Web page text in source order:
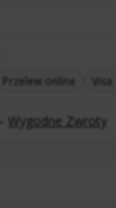
Przelew online Visa
Wygodne Zwroty